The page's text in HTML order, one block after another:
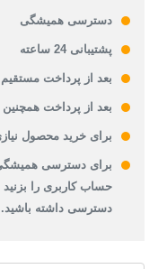
دسترسی همیشگی
پشتیبانی 24 ساعته
بعد از پرداخت
بعد از پرداخت
برای خرید محصول
برای دسترسی همیشگی
حساب کاربری را
دسترسی داشته باشید.